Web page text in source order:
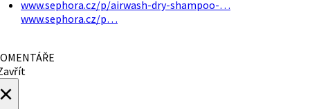
www.sephora.cz/p/airwash-dry-shampoo-…
www.sephora.cz/p…